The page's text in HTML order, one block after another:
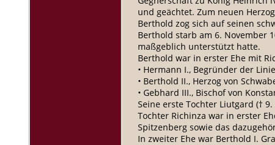
und geächtet. Zum neuen
Berthold zog sich auf seinen
Berthold starb am 6. November
maßgeblich unterstützt hatte.
Berthold war in erster Ehe mit
• Hermann I., Begründer der
• Berthold II., Herzog von
• Gebhard III., Bischof von
Seine erste Tochter Liutgard (†
Tochter Richinza war in erster
Spitzenberg sowie das
In zweiter Ehe war Berthold I.